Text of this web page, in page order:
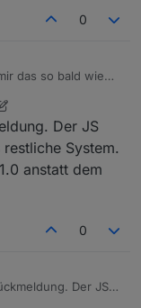
0
das so bald wie
ihr alle auf die
aktualisiert?
Der JS
System.
anstatt dem
0
Der JS